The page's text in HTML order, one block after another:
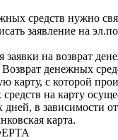
средств нужно
заявление на
заявки на возврат
Возврат денежных
карту, с которой
на карту
дней, в зависимости
карта.